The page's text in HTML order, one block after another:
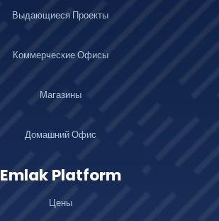
Выдающиеся Проекты
Коммерческие Офисы
Магазины
Домашний Офис
Emlak Platform
Цены